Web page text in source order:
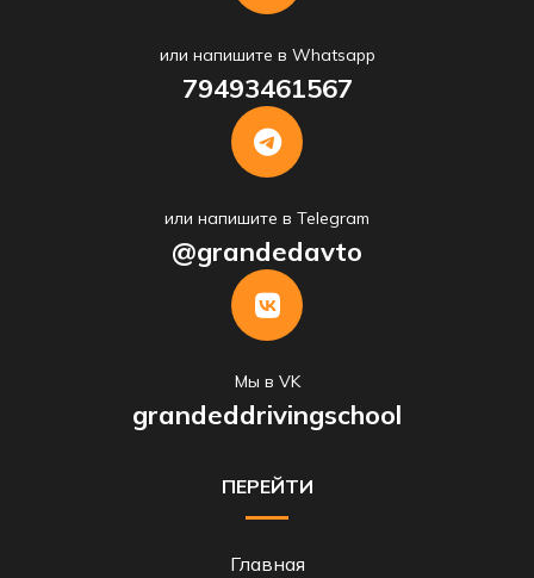
или напишите в Whatsapp
79493461567
или напишите в Telegram
@grandedavto
Мы в VK
grandeddrivingschool
ПЕРЕЙТИ
Главная